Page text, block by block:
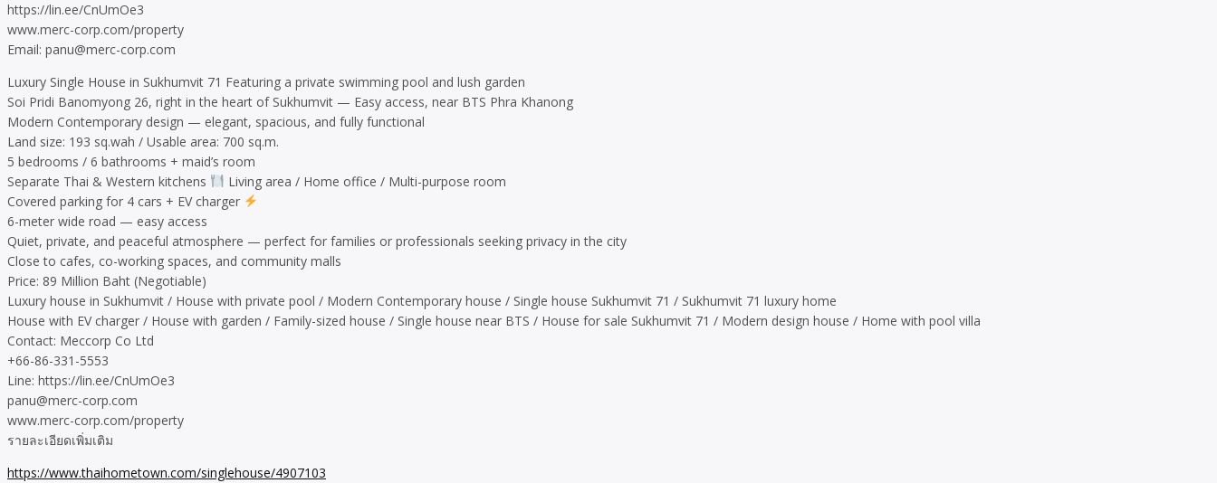
https://lin.ee/CnUmOe3
www.merc-corp.com/property
Email: panu@merc-corp.com
Luxury Single House in Sukhumvit 71 Featuring a private swimming pool and lush garden
Soi Pridi Banomyong 26, right in the heart of Sukhumvit — Easy access, near BTS Phra Khanong
Modern Contemporary design — elegant, spacious, and fully functional
Land size: 193 sq.wah / Usable area: 700 sq.m.
5 bedrooms / 6 bathrooms + maid’s room
Separate Thai & Western kitchens
Living area / Home office / Multi-purpose room
Covered parking for 4 cars + EV charger
6-meter wide road — easy access
Quiet, private, and peaceful atmosphere — perfect for families or professionals seeking privacy in the city
Close to cafes, co-working spaces, and community malls
Price: 89 Million Baht (Negotiable)
Luxury house in Sukhumvit / House with private pool / Modern Contemporary house / Single house Sukhumvit 71 / Sukhumvit 71 luxury home
House with EV charger / House with garden / Family-sized house / Single house near BTS / House for sale Sukhumvit 71 / Modern design house / Home with pool villa
Contact: Meccorp Co Ltd
+66-86-331-5553
Line: https://lin.ee/CnUmOe3
panu@merc-corp.com
www.merc-corp.com/property
รายละเอียดเพิ่มเติม
https://www.thaihometown.com/singlehouse/4907103